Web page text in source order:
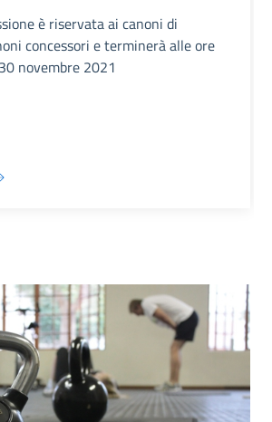
è riservata ai canoni di
concessori e terminerà alle ore
novembre 2021